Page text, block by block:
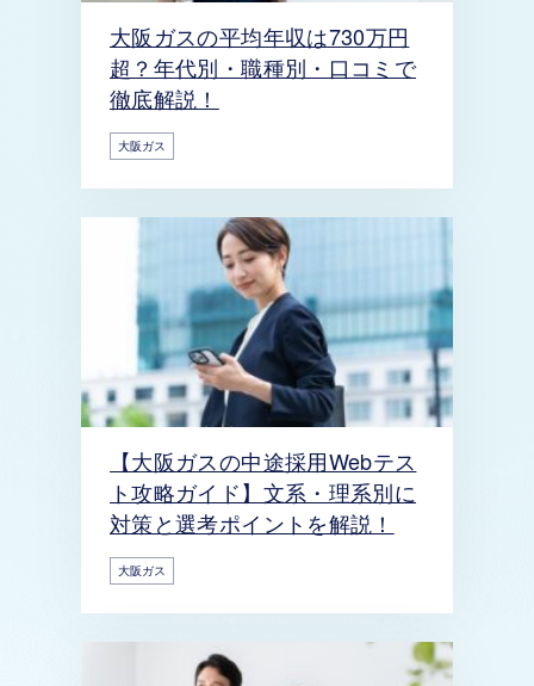
大阪ガスの平均年収は730万円
超？年代別・職種別・口コミで
徹底解説！
大阪ガス
【大阪ガスの中途採用Webテス
ト攻略ガイド】文系・理系別に
対策と選考ポイントを解説！
大阪ガス